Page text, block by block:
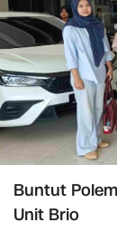
Buntut
Unit Brio